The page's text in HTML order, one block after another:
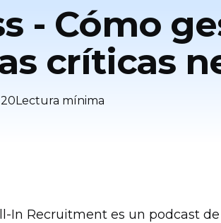
- Cómo
críticas
20Lectura mínima
In Recruitment es un podcast